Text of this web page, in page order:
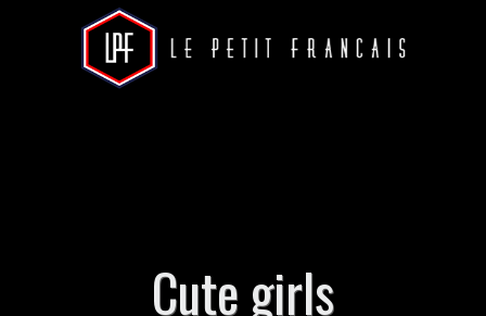
Cute girls